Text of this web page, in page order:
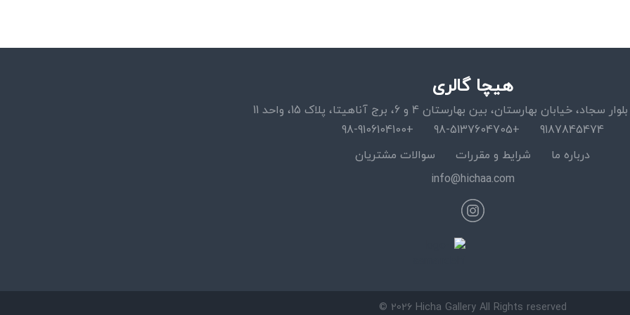
هیچا گالری
خیابان بهارستان، بین بهارستان 4 و 6، برج آناهیتا، پلاک 15، واحد 11
9187845474
+98-5137604705
+98-9106104100
درباره ما
شرایط و مقررات
سوالات مشتریان
info@hichaa.com
© 2026 Hicha Gallery All Rights reserved